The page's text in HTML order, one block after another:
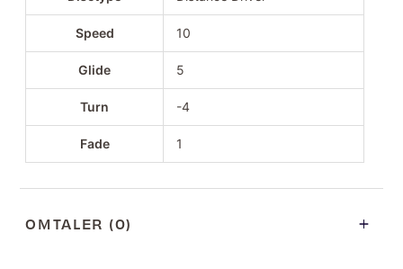
Speed 10
Glide 5
Turn -4
Fade 1
OMTALER (0)